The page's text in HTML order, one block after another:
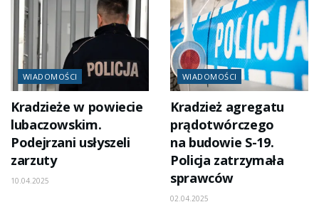
WIADOMOŚCI
Kradzieże w powiecie
lubaczowskim.
Podejrzani usłyszeli
zarzuty
10.04.2025
WIADOMOŚCI
Kradzież agregatu
prądotwórczego
na budowie S-19.
Policja zatrzymała
sprawców
02.04.2025